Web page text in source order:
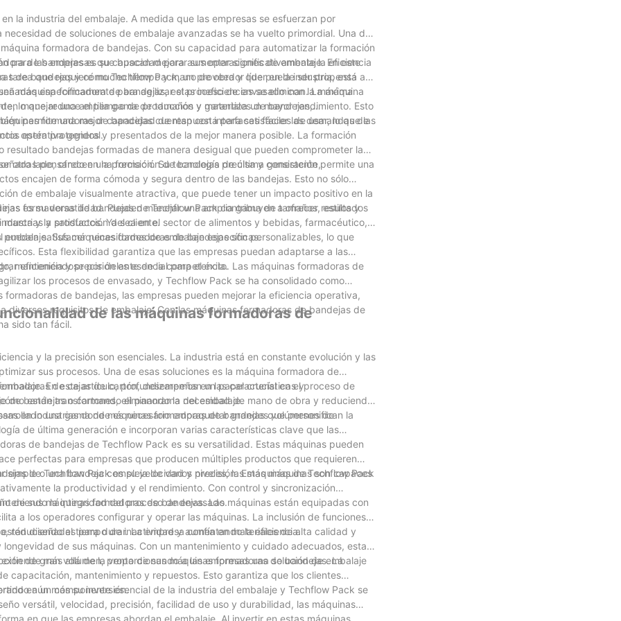
la industria del embalaje. A medida que las empresas se esfuerzan por
de soluciones de embalaje avanzadas se ha vuelto primordial. Una de
formadora de bandejas. Con su capacidad para automatizar la formación
las empresas que buscan mejorar sus operaciones de embalaje. En este
de bandejas y cómo Techflow Pack, un proveedor líder en la industria, está
de bandejas es su capacidad para aumentar significativamente la eficiencia
tarea que requiere mucho tiempo y mano de obra y que puede ser propensa a
máquina formadora de bandejas, estas ineficiencias se eliminan. La máquina
lo que reduce el tiempo de producción y garantiza un mayor rendimiento. Esto
permite una mejor capacidad de respuesta para satisfacer las demandas de
específicamente para agilizar el proceso de envasado con la máxima
manejar una amplia gama de tamaños y materiales de bandejas,
formadoras de bandejas cuentan con interfaces fáciles de usar, lo que las
operativa general.
estén protegidos y presentados de la mejor manera posible. La formación
bandejas formadas de manera desigual que pueden comprometer la
otro lado, ofrecen una formación de bandejas precisa y consistente,
pensando en la precisión. Su tecnología de última generación permite una
encajen de forma cómoda y segura dentro de las bandejas. Esto no sólo
de embalaje visualmente atractiva, que puede tener un impacto positivo en la
formadoras de bandejas de Techflow Pack contribuyen a ofrecer resultados
y la satisfacción del cliente.
es su versatilidad. Pueden manejar una amplia gama de tamaños, estilos y
y productos. Ya sea en el sector de alimentos y bebidas, farmacéutico,
satisfacer necesidades de embalaje específicas.
Sus máquinas formadoras de bandejas son personalizables, lo que
Esta flexibilidad garantiza que las empresas puedan adaptarse a las
manteniéndose por delante de la competencia.
eficiencia y precisión es esencial para el éxito. Las máquinas formadoras de
los procesos de envasado, y Techflow Pack se ha consolidado como
de bandejas, las empresas pueden mejorar la eficiencia operativa,
requisitos de embalaje. Con las máquinas formadoras de bandejas de
sido tan fácil.
de las máquinas formadoras de
y la precisión son esenciales. La industria está en constante evolución y las
sus procesos. Una de esas soluciones es la máquina formadora de
En este artículo, profundizaremos en las características y
están transformando el panorama del embalaje.
de cajas de cartón, desempeñan un papel crucial en el proceso de
de bandejas o cartones, eliminando la necesidad de mano de obra y reduciendo
en industrias donde es necesario empaquetar grandes volúmenes de
una gama de máquinas formadoras de bandejas que personifican la
de última generación e incorporan varias características clave que las
de bandejas de Techflow Pack es su versatilidad. Estas máquinas pueden
perfectas para empresas que producen múltiples productos que requieren
o una bandeja compleja de varios niveles, las máquinas de Techflow Pack
de Techflow Pack es su velocidad y precisión. Estas máquinas son capaces
la productividad y el rendimiento. Con control y sincronización
la integridad del proceso de envasado.
de sus máquinas formadoras de bandejas. Las máquinas están equipadas con
a los operadores configurar y operar las máquinas. La inclusión de funciones
reduciendo el tiempo de inactividad y aumentando la eficiencia.
diseñadas para durar. La empresa confía en materiales de alta calidad y
de sus máquinas. Con un mantenimiento y cuidado adecuados, estas
de gran volumen, proporcionando a las empresas una solución de embalaje
más allá de la venta de sus máquinas formadoras de bandejas. La
capacitación, mantenimiento y repuestos. Esto garantiza que los clientes
aún más su inversión.
en un componente esencial de la industria del embalaje y Techflow Pack se
versátil, velocidad, precisión, facilidad de uso y durabilidad, las máquinas
en que las empresas abordan el embalaje. Al invertir en estas máquinas